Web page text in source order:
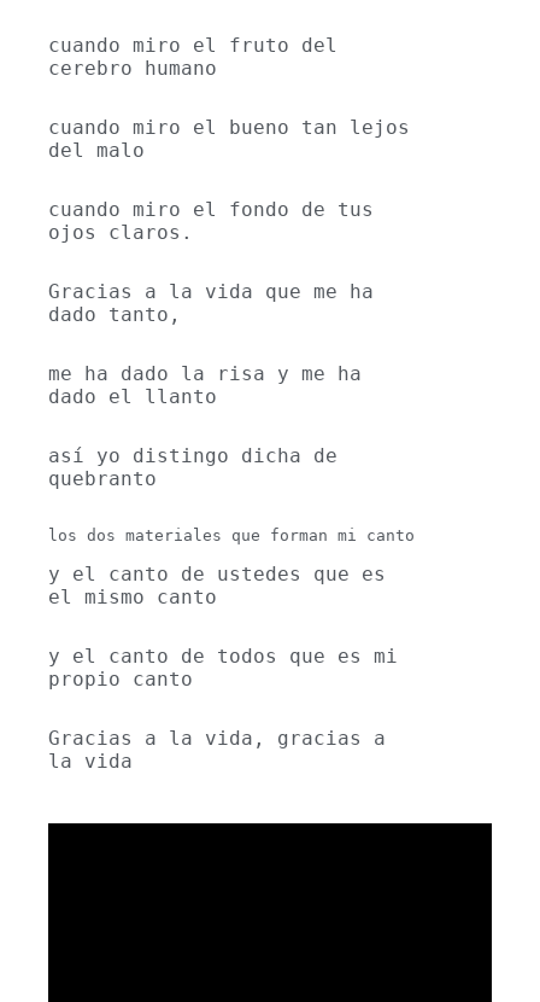
cuando miro el fruto del
cerebro humano
cuando miro el bueno tan lejos
del malo
cuando miro el fondo de tus
ojos claros.
Gracias a la vida que me ha
dado tanto,
me ha dado la risa y me ha
dado el llanto
así yo distingo dicha de
quebranto
los dos materiales que forman mi canto
y el canto de ustedes que es
el mismo canto
y el canto de todos que es mi
propio canto
Gracias a la vida, gracias a
la vida